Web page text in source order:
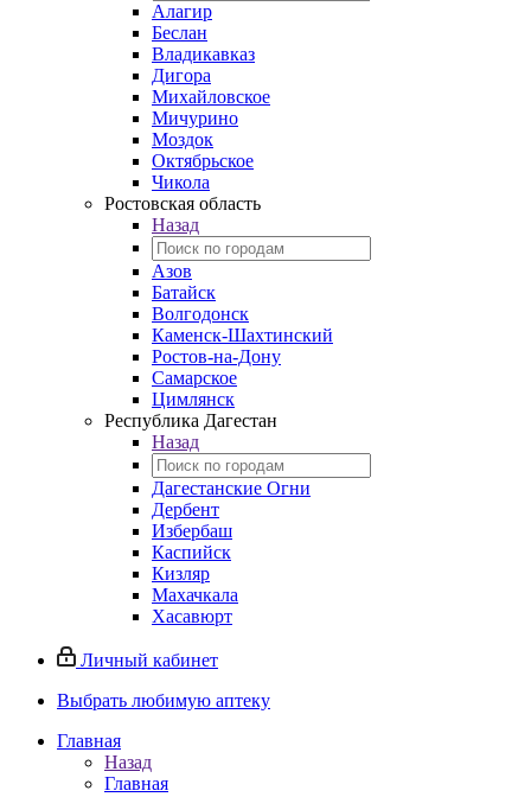
Алагир
Беслан
Владикавказ
Дигора
Михайловское
Мичурино
Моздок
Октябрьское
Чикола
Ростовская область
Назад
Азов
Батайск
Волгодонск
Каменск-Шахтинский
Ростов-на-Дону
Самарское
Цимлянск
Республика Дагестан
Назад
Дагестанские Огни
Дербент
Избербаш
Каспийск
Кизляр
Махачкала
Хасавюрт
Личный кабинет
Выбрать любимую аптеку
Главная
Назад
Главная